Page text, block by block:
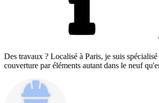
Des travaux ? Localisé à Paris, je suis
couverture par éléments autant dans le neuf